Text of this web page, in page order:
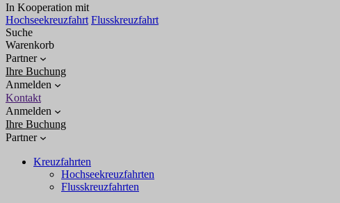
In Kooperation mit
Hochseekreuzfahrt Flusskreuzfahrt
Suche
Warenkorb
Partner
Ihre Buchung
Anmelden
Kontakt
Anmelden
Ihre Buchung
Partner
Kreuzfahrten
Hochseekreuzfahrten
Flusskreuzfahrten